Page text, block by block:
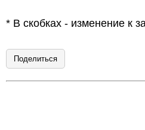
* В скобках - изменение к
Поделиться